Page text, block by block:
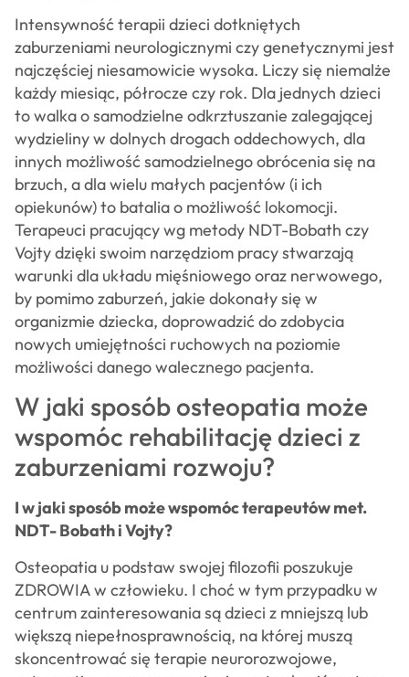
Intensywność terapii dzieci dotkniętych
zaburzeniami neurologicznymi czy genetycznymi jest
najczęściej niesamowicie wysoka. Liczy się niemalże
każdy miesiąc, półrocze czy rok. Dla jednych dzieci
to walka o samodzielne odkrztuszanie zalegającej
wydzieliny w dolnych drogach oddechowych, dla
innych możliwość samodzielnego obrócenia się na
brzuch, a dla wielu małych pacjentów (i ich
opiekunów) to batalia o możliwość lokomocji.
Terapeuci pracujący wg metody NDT-Bobath czy
Vojty dzięki swoim narzędziom pracy stwarzają
warunki dla układu mięśniowego oraz nerwowego,
by pomimo zaburzeń, jakie dokonały się w
organizmie dziecka, doprowadzić do zdobycia
nowych umiejętności ruchowych na poziomie
możliwości danego walecznego pacjenta.
W jaki sposób osteopatia może
wspomóc rehabilitację dzieci z
zaburzeniami rozwoju?
I w jaki sposób może wspomóc terapeutów met.
NDT- Bobath i Vojty?
Osteopatia u podstaw swojej filozofii poszukuje
ZDROWIA w człowieku. I choć w tym przypadku w
centrum zainteresowania są dzieci z mniejszą lub
większą niepełnosprawnością, na której muszą
skoncentrować się terapie neurorozwojowe,